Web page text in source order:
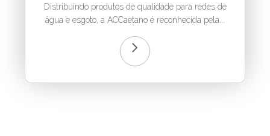
Distribuindo produtos de qualidade para redes de
água e esgoto, a ACCaetano é reconhecida pela...